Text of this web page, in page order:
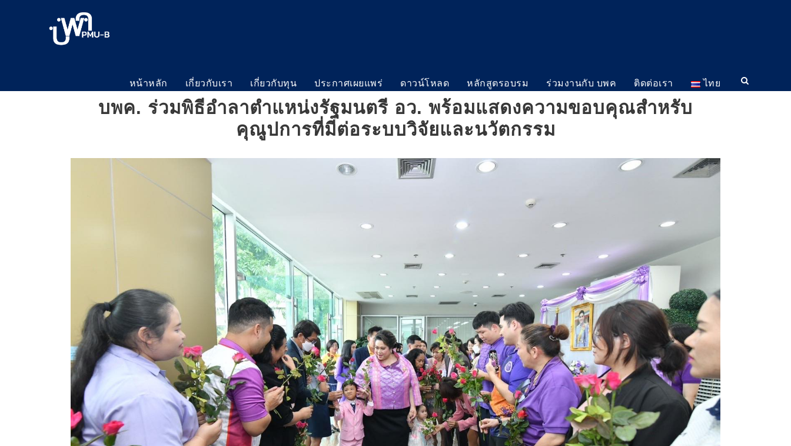
หน้าหลัก เกี่ยวกับเรา เกี่ยวกับทุน ประกาศเผยแพร่ ดาวน์โหลด หลักสูตรอบรม ร่วมงานกับ บพค ติดต่อเรา ไทย
บพค. ร่วมพิธีอำลาตำแหน่งรัฐมนตรี อว. พร้อมแสดงความขอบคุณสำหรับ
คุณูปการที่มีต่อระบบวิจัยและนวัตกรรม